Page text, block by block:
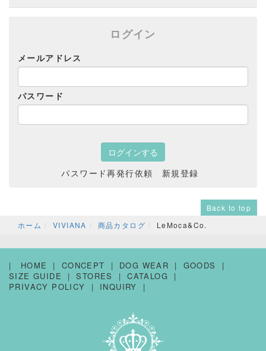
ログイン
メールアドレス
パスワード
パスワード再発行依頼 新規登録
Back to top
ホーム
VIVIANA 商品カタログ LeMoca&Co.
HOME CONCEPT DOG WEAR
GOODS
SIZE GUIDE
STORES
CATALOG
PRIVACY POLICY
INQUIRY